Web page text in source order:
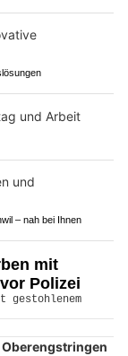
– nah bei Ihnen
mit
Polizei